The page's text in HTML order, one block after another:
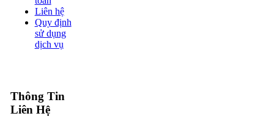
Liên hệ
Quy định
sử dụng
dịch vụ
Thông Tin
Liên Hệ